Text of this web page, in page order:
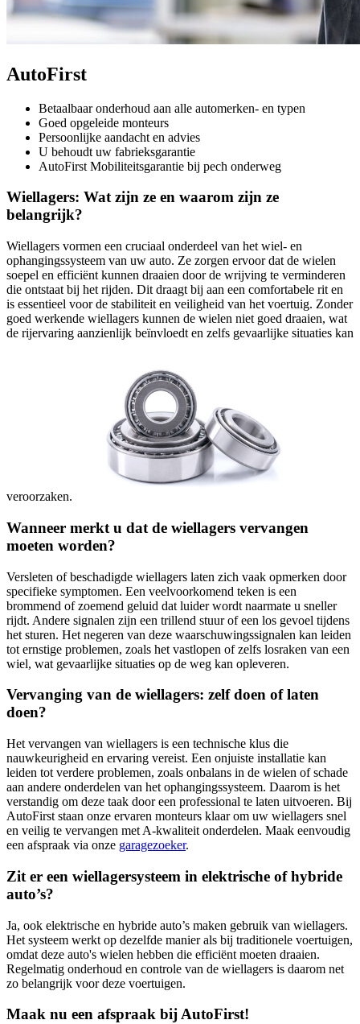
AutoFirst
Betaalbaar onderhoud aan alle automerken- en typen
Goed opgeleide monteurs
Persoonlijke aandacht en advies
U behoudt uw fabrieksgarantie
AutoFirst Mobiliteitsgarantie bij pech onderweg
Wiellagers: Wat zijn ze en waarom zijn ze
belangrijk?
Wiellagers vormen een cruciaal onderdeel van het wiel- en
ophangingssysteem van uw auto. Ze zorgen ervoor dat de wielen
soepel en efficiënt kunnen draaien door de wrijving te verminderen
die ontstaat bij het rijden. Dit draagt bij aan een comfortabele rit en
is essentieel voor de stabiliteit en veiligheid van het voertuig. Zonder
goed werkende wiellagers kunnen de wielen niet goed draaien, wat
de rijervaring aanzienlijk beïnvloedt en zelfs gevaarlijke situaties kan
veroorzaken.
Wanneer merkt u dat de wiellagers vervangen
moeten worden?
Versleten of beschadigde wiellagers laten zich vaak opmerken door
specifieke symptomen. Een veelvoorkomend teken is een
brommend of zoemend geluid dat luider wordt naarmate u sneller
rijdt. Andere signalen zijn een trillend stuur of een los gevoel tijdens
het sturen. Het negeren van deze waarschuwingssignalen kan leiden
tot ernstige problemen, zoals het vastlopen of zelfs losraken van een
wiel, wat gevaarlijke situaties op de weg kan opleveren.
Vervanging van de wiellagers: zelf doen of laten
doen?
Het vervangen van wiellagers is een technische klus die
nauwkeurigheid en ervaring vereist. Een onjuiste installatie kan
leiden tot verdere problemen, zoals onbalans in de wielen of schade
aan andere onderdelen van het ophangingssysteem. Daarom is het
verstandig om deze taak door een professional te laten uitvoeren. Bij
AutoFirst staan onze ervaren monteurs klaar om uw wiellagers snel
en veilig te vervangen met A-kwaliteit onderdelen. Maak eenvoudig
een afspraak via onze garagezoeker.
Zit er een wiellagersysteem in elektrische of hybride
auto’s?
Ja, ook elektrische en hybride auto’s maken gebruik van wiellagers.
Het systeem werkt op dezelfde manier als bij traditionele voertuigen,
omdat deze auto's wielen hebben die efficiënt moeten draaien.
Regelmatig onderhoud en controle van de wiellagers is daarom net
zo belangrijk voor deze voertuigen.
Maak nu een afspraak bij AutoFirst!